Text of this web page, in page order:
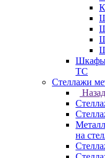
Шкафы
TC
Стеллажи
Назад
на